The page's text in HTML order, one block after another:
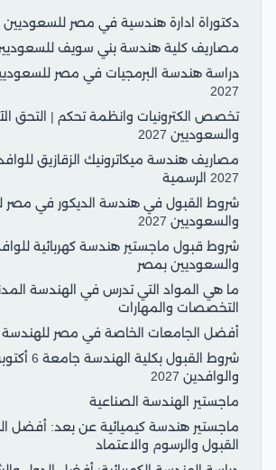
دكتوراة ادارة هندسية في مصر للسعوديين
مصاريف كلية هندسة بني سويف
دراسة هندسة البرمجيات في مصر
2027
تخصص الكترونيات وانظمة تحكم | التحق
والسعوديين 2027
مصاريف هندسة ميكاترونيك الزقازيق
2027 الرسمية
شروط القبول في هندسة الديكور في مصر
والسعوديين 2027
شروط قبول ماجستير هندسة كهربائية
والسعوديين بمصر
ما هي المواد التي تدرس في الهندسة
التخصصات والمهارات
أفضل الجامعات الخاصة في مصر للهندسة
شروط القبول
والوافدين 2027
ماجستير الهندسة الصناعية
ماجستير هندسة كيميائية عن بعد: أفضل
القبول والرسوم والاعتماد